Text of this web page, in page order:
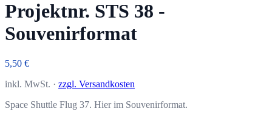
Projektnr. STS 38 -
Souvenirformat
5,50 €
inkl. MwSt. · zzgl. Versandkosten
Space Shuttle Flug 37. Hier im Souvenirformat.